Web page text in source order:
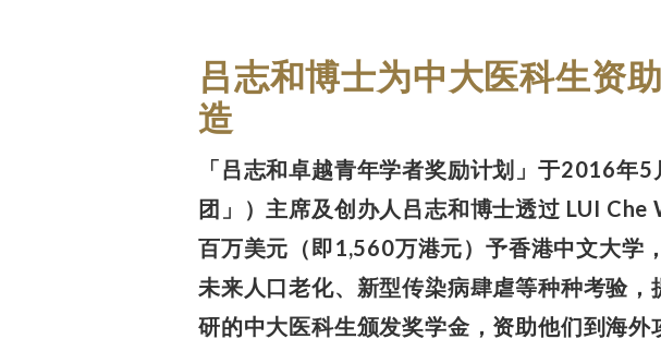
吕志和博士为中大医科生资
造
「吕志和卓越青年学者奖励计划」于2016年
团」）主席及创办人吕志和博士透过 LUI
百万美元（即1,560万港元）予香港中文大学
未来人口老化、新型传染病肆虐等种种考验
研的中大医科生颁发奖学金，资助他们到海